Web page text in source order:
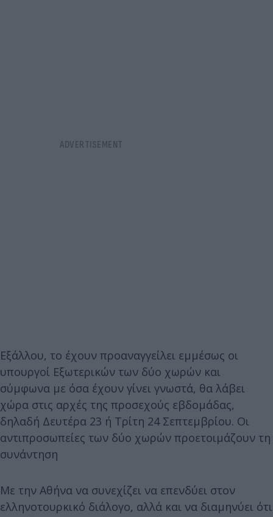
Εξάλλου, το έχουν προαναγγείλει εμμέσως οι
υπουργοί Εξωτερικών των δύο χωρών και
σύμφωνα με όσα έχουν γίνει γνωστά, θα λάβει
χώρα στις αρχές της προσεχούς εβδομάδας,
δηλαδή Δευτέρα 23 ή Τρίτη 24 Σεπτεμβρίου. Οι
αντιπροσωπείες των δύο χωρών προετοιμάζουν τη
συνάντηση
Με την Αθήνα να συνεχίζει να επενδύει στον
ελληνοτουρκικό διάλογο, αλλά και να διαμηνύει ότι